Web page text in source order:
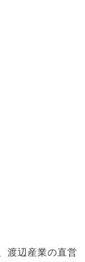
渡辺産業の直営